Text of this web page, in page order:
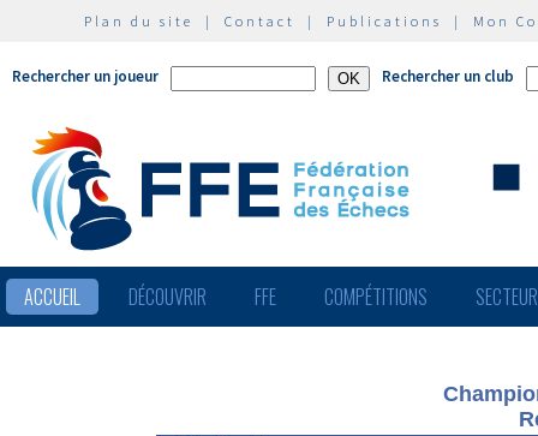
Plan du site | Contact | Publications | Mon
Rechercher un joueur Rechercher un club
ACCUEIL DÉCOUVRIR FFE COMPÉTITIONS